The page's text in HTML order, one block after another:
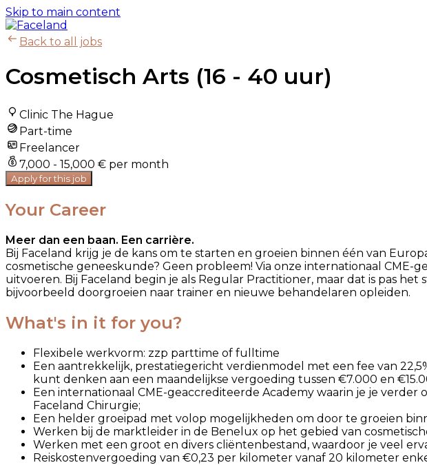
Skip to main content
Back to all jobs
Cosmetisch Arts (16 - 40 uur)
Clinic The Hague
Part-time
Freelancer
7,000 - 15,000 € per month
Apply for this job
Your Career
Meer dan een baan. Een carrière.
Bij Faceland krijg je de kans om te starten en groeien binnen één van
cosmetische geneeskunde? Geen probleem! Via onze internationaal
uitvoeren. Bij Faceland begin je als Regular Practitioner, maar dat is pas
bijvoorbeeld doorgroeien naar trainer en nieuwe behandelaren opleiden.
What's in it for you?
Flexibele werkvorm: zzp parttime of fulltime
Een aantrekkelijk, prestatiegericht verdienmodel met een fee van
kunt denken aan een maandelijkse vergoeding tussen €7.000 en
Een internationaal CME-geaccrediteerde Academy waarin je je
Faceland Chirurgie;
Een helder groeipad met volop mogelijkheden om door te groeien
Werken bij de marktleider in de Benelux op het gebied van
Werken met een groot en divers cliëntenbestand, waardoor je veel
Reiskostenvergoeding van €0,23 per kilometer vanaf 20 kilometer